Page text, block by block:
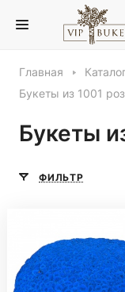
Главная
Букеты из 1001
Букеты
ФИЛЬТР